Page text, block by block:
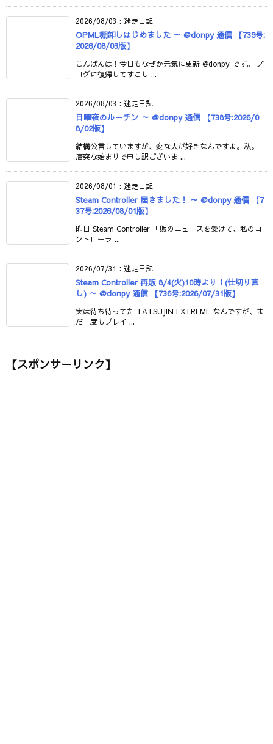
2026/08/03 : 迷走日記
OPML棚卸しはじめました ～ @donpy 通信 【739号:
2026/08/03版】
こんばんは！今日もなぜか元気に更新 @donpy です。 ブ
ログに復帰してすこし ...
2026/08/03 : 迷走日記
日曜夜のルーチン ～ @donpy 通信 【738号:2026/0
8/02版】
結構公言していますが、変な人が好きなんですよ。私。
唐突な始まりで申し訳ございま ...
2026/08/01 : 迷走日記
Steam Controller 届きました！ ～ @donpy 通信 【7
37号:2026/08/01版】
昨日 Steam Controller 再販のニュースを受けて、私のコ
ントローラ ...
2026/07/31 : 迷走日記
Steam Controller 再販 8/4(火)10時より！(仕切り直
し) ～ @donpy 通信 【736号:2026/07/31版】
実は待ち待ってた TATSUJIN EXTREME なんですが、ま
だ一度もプレイ ...
【スポンサーリンク】